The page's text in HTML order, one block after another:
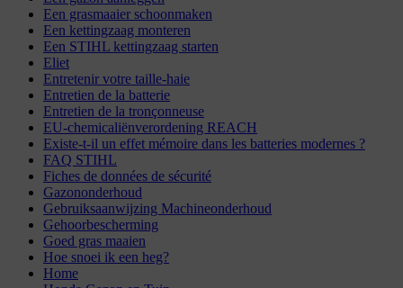
Een grasmaaier schoonmaken
Een kettingzaag monteren
Een STIHL kettingzaag starten
Eliet
Entretenir votre taille-haie
Entretien de la batterie
Entretien de la tronçonneuse
EU-chemicaliënverordening REACH
Existe-t-il un effet mémoire dans les batteries modernes ?
FAQ STIHL
Fiches de données de sécurité
Gazononderhoud
Gebruiksaanwijzing Machineonderhoud
Gehoorbescherming
Goed gras maaien
Hoe snoei ik een heg?
Home